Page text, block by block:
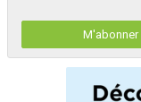
M'abonner